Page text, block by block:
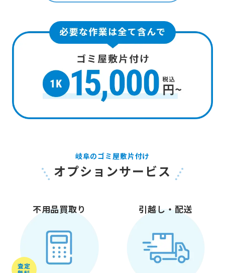
岐阜のゴミ屋敷片付け
オプションサービス
不用品買取り
査定
引越し・配送